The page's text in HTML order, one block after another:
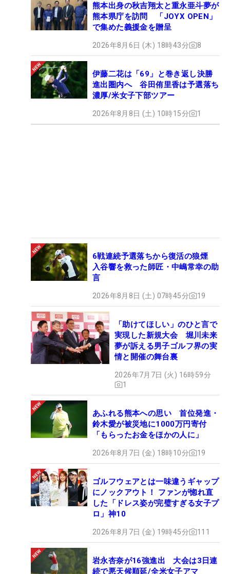
熊本出身の秋吉翔太と重永亜斗夢が
熊本県庁を訪問 「JOYX OPEN」
で集めた義援金を贈呈
2026年8月6日 (木) 18時43分 8
伊藤二花は「69」と巻き返し決勝
進出圏内へ 谷田侑里香は予選落ち
濃厚/米女子下部ツアー
2026年8月8日 (土) 10時15分 1
6戦連続予選落ちから復活の狼煙
入谷響を救った師匠・中嶋常幸の助
言
2026年8月8日 (土) 07時45分 19
「助けてほしい」のひと言で
実現した新規大会 堀川未来
夢が訴える男子ゴルフ界の実
情と開催の舞台裏
2026年7月7日 (火) 16時59分
1
あふれる熊本への思い 首位発進・
鈴木愛が被災地に1000万円寄付
「もらったお金をほかの人に」
2026年8月7日 (金) 18時10分 19
ゴルフウェアとは一味違うギャップ
にノックアウト！ ファンが惚れ直
した「ドレス姿が完璧すぎる女子プ
ロ」神10
2026年8月7日 (金) 19時45分 111
岩永杏奈が16強進出 大会は3日連
続で悪天候順延/全米女子アマ